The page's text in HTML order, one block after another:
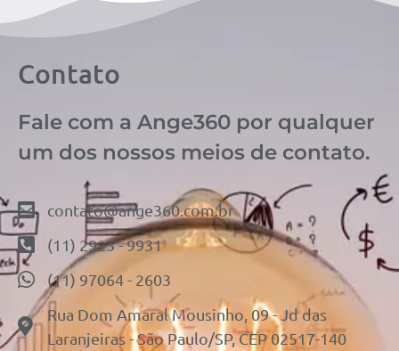
Contato
Fale com a Ange360 por qualquer
um dos nossos meios de contato.
contato@ange360.com.br
(11) 2925 - 9931
(11) 97064 - 2603
Rua Dom Amaral Mousinho, 09 - Jd das
Laranjeiras - São Paulo/SP, CEP 02517-140